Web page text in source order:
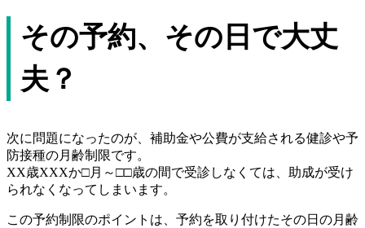
その予約、その日で大丈
夫？
次に問題になったのが、補助金や公費が支給される健診や予
防接種の月齢制限です。
XX歳XXXか□月～□□歳の間で受診しなくては、助成が受け
られなくなってしまいます。
この予約制限のポイントは、予約を取り付けたその日の月齢